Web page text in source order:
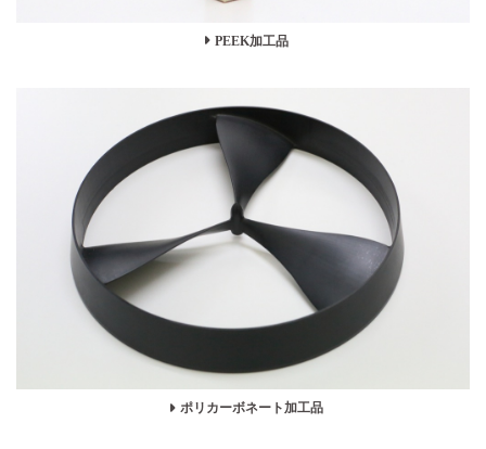
PEEK加工品
ポリカーボネート加工品